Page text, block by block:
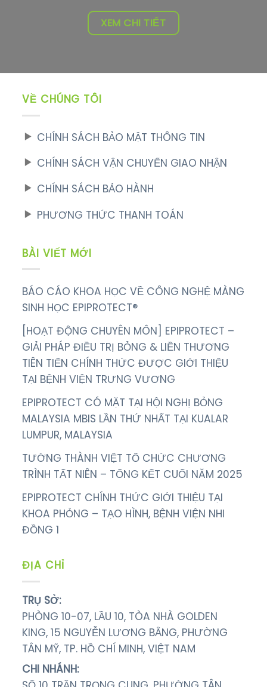
XEM CHI TIẾT
VỀ CHÚNG TÔI
CHÍNH SÁCH BẢO MẬT THÔNG TIN
CHÍNH SÁCH VẬN CHUYỂN GIAO NHẬN
CHÍNH SÁCH BẢO HÀNH
PHƯƠNG THỨC THANH TOÁN
BÀI VIẾT MỚI
BÁO CÁO KHOA HỌC VỀ CÔNG NGHỆ MÀNG
SINH HỌC EPIPROTECT®
[HOẠT ĐỘNG CHUYÊN MÔN] EPIPROTECT –
GIẢI PHÁP ĐIỀU TRỊ BỎNG & LIỀN THƯƠNG
TIÊN TIẾN CHÍNH THỨC ĐƯỢC GIỚI THIỆU
TẠI BỆNH VIỆN TRƯNG VƯƠNG
EPIPROTECT CÓ MẶT TẠI HỘI NGHỊ BỎNG
MALAYSIA MBIS LẦN THỨ NHẤT TẠI KUALAR
LUMPUR, MALAYSIA
TƯỜNG THÀNH VIỆT TỔ CHỨC CHƯƠNG
TRÌNH TẤT NIÊN – TỔNG KẾT CUỐI NĂM 2025
EPIPROTECT CHÍNH THỨC GIỚI THIỆU TẠI
KHOA PHỎNG – TẠO HÌNH, BỆNH VIỆN NHI
ĐỒNG 1
ĐỊA CHỈ
TRỤ SỞ:
PHÒNG 10-07, LẦU 10, TÒA NHÀ GOLDEN
KING, 15 NGUYỄN LƯƠNG BẰNG, PHƯỜNG
TÂN MỸ, TP. HỒ CHÍ MINH, VIỆT NAM
CHI NHÁNH: